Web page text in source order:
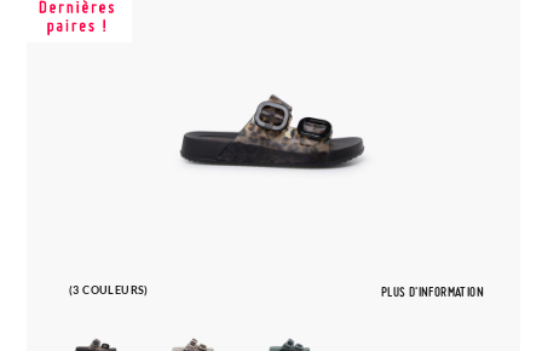
(3 COULEURS) PLUS D'INFORMATION